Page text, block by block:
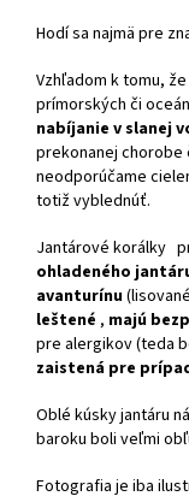
Hodí sa najmä pre
Vzhľadom k tomu,
prímorských či
nabíjanie v slanej
prekonanej chorobe
neodporúčame
totiž vyblednúť.
Jantárové korálky
ohladeného
avanturínu
leštené , majú
pre alergikov (teda
zaistená pre
Oblé kúsky jantáru
baroku boli veľmi
Fotografia je iba